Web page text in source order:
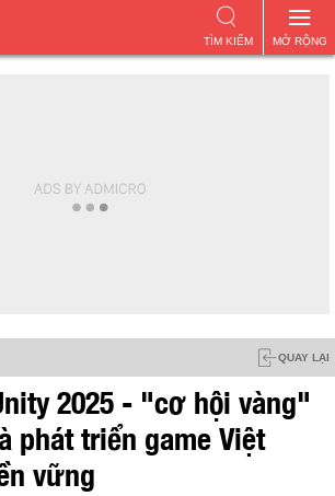
MỞ RỘNG
TÌM KIẾM
QUAY LẠI
2025 - "cơ hội vàng"
phát triển game Việt
vững